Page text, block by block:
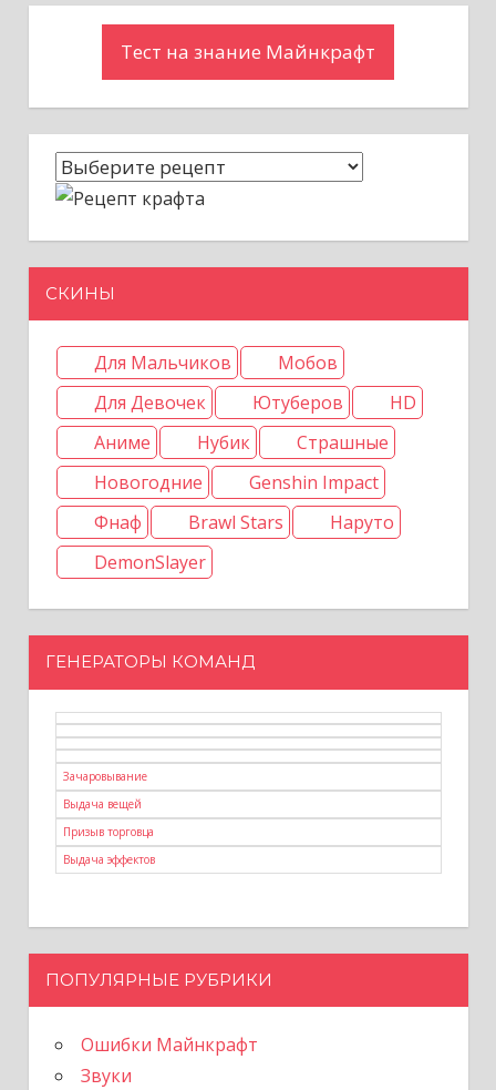
Тест на знание Майнкрафт
СКИНЫ
Для Мальчиков
Мобов
Для Девочек
Ютуберов
HD
Аниме
Нубик
Страшные
Новогодние
Genshin Impact
Фнаф
Brawl Stars
Наруто
DemonSlayer
ГЕНЕРАТОРЫ КОМАНД
Зачаровывание
Выдача вещей
Призыв торговца
Выдача эффектов
ПОПУЛЯРНЫЕ РУБРИКИ
Ошибки Майнкрафт
Звуки